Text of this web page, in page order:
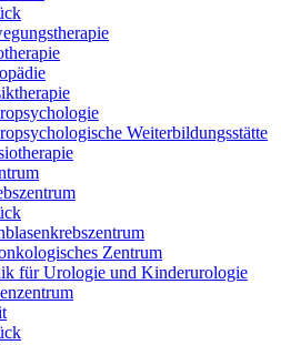
Weiterbildungsstätte
Zentrum
für Urologie und Kinderurologie